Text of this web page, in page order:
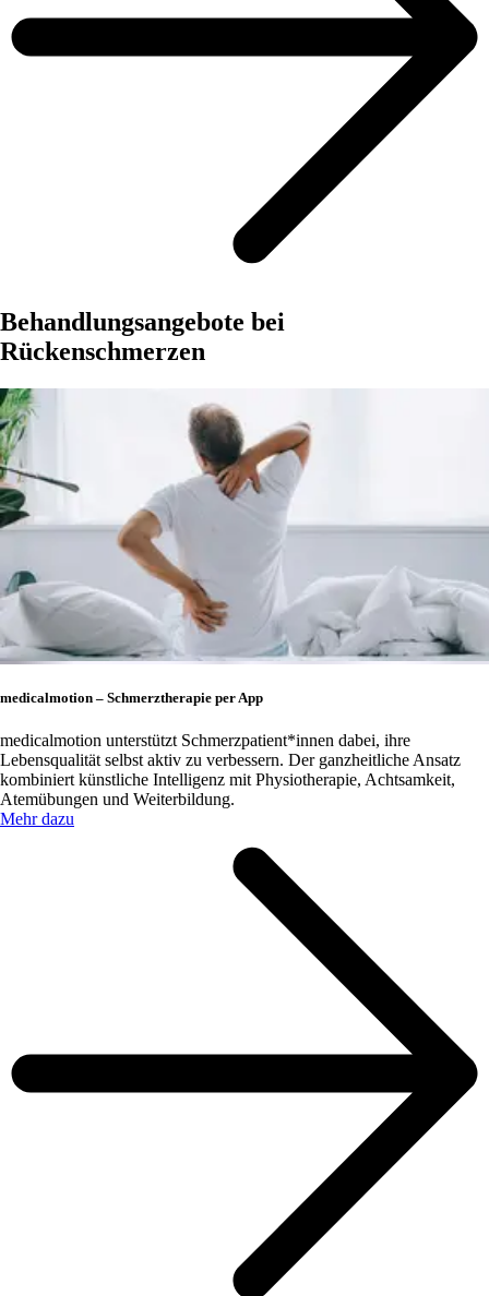
Behandlungsangebote bei
Rückenschmerzen
medicalmotion – Schmerztherapie per App
medicalmotion unterstützt Schmerzpatient*innen dabei, ihre
Lebensqualität selbst aktiv zu verbessern. Der ganzheitliche Ansatz
kombiniert künstliche Intelligenz mit Physiotherapie, Achtsamkeit,
Atemübungen und Weiterbildung.
Mehr dazu